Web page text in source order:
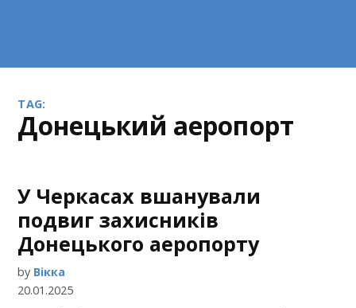
TAG:
Донецький аеропорт
У Черкасах вшанували
подвиг захисників
Донецького аеропорту
by Вікка
20.01.2025